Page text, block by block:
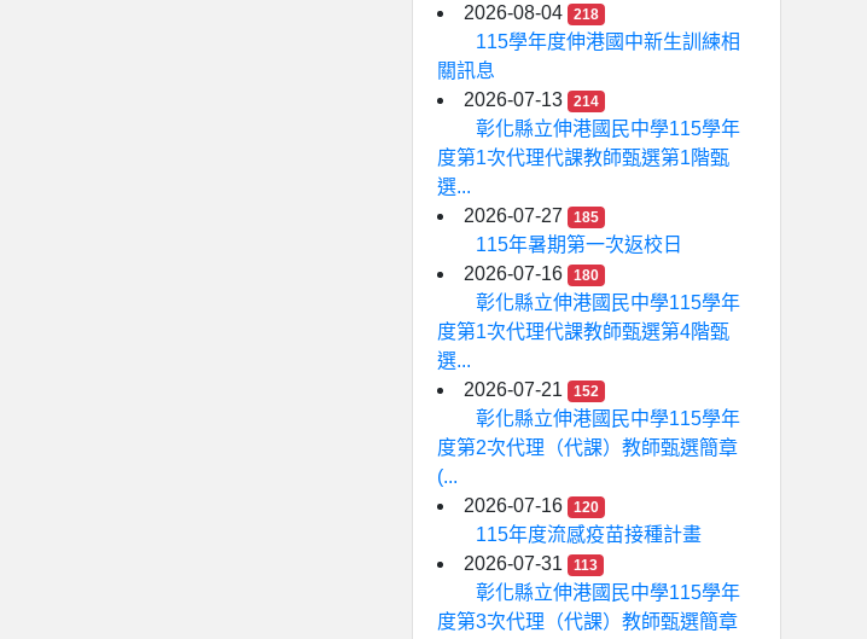
2026-08-04
218
115學年度伸港國中新生訓練相
關訊息
2026-07-13
214
彰化縣立伸港國民中學115學年
度第1次代理代課教師甄選第1階甄
選...
2026-07-27
185
115年暑期第一次返校日
2026-07-16
180
彰化縣立伸港國民中學115學年
度第1次代理代課教師甄選第4階甄
選...
2026-07-21
152
彰化縣立伸港國民中學115學年
度第2次代理（代課）教師甄選簡章
(...
2026-07-16
120
115年度流感疫苗接種計畫
2026-07-31
113
彰化縣立伸港國民中學115學年
度第3次代理（代課）教師甄選簡章